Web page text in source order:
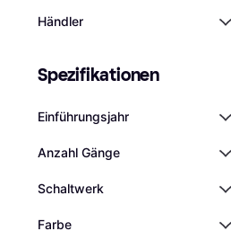
Händler
Spezifikationen
Einführungsjahr
Anzahl Gänge
Schaltwerk
Farbe